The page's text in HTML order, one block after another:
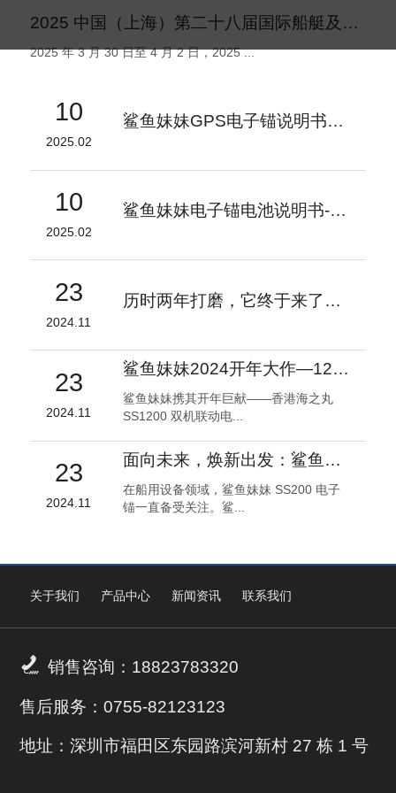
2025 中国（上海）第二十八届国际船艇及其技术设备展览会盛大启幕
2025 年 3 月 30 日至 4 月 2 日，2025 ...
10
2025.02
鲨鱼妹妹GPS电子锚说明书V1.2
10
2025.02
鲨鱼妹妹电子锚电池说明书-V1
23
2024.11
历时两年打磨，它终于来了！- 鲨鱼妹妹 自研电子锚专用电池
23
2024.11
鲨鱼妹妹2024开年大作—1200磅电子锚引领海钓装备新潮流
鲨鱼妹妹携其开年巨献——香港海之丸
SS1200 双机联动电...
23
2024.11
面向未来，焕新出发：鲨鱼妹妹 SS200 电子锚全面升级！
在船用设备领域，鲨鱼妹妹 SS200 电子
锚一直备受关注。鲨...
关于我们 产品中心 新闻资讯 联系我们
 销售咨询：18823783320
售后服务：0755-82123123
地址：深圳市福田区东园路滨河新村 27 栋 1 号